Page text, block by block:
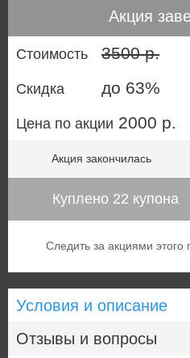
Акция
Стоимость 3500 р.
Скидка до 63%
Цена по акции 2000 р.
Акция закончилась
Куплено 22 купона
Следить за акциями этого
Условия и описание
Отзывы и вопросы